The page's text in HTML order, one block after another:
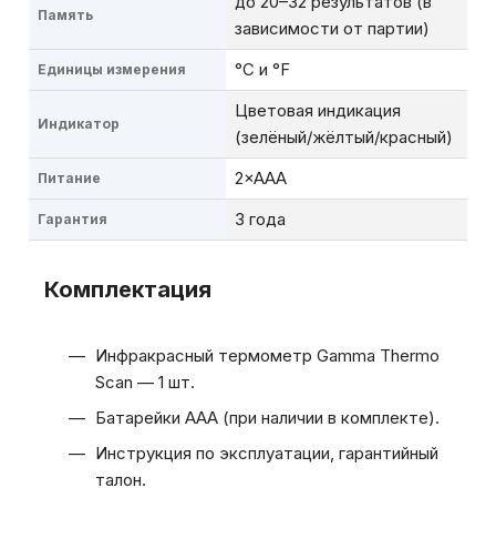
Память
зависимости от партии)
Единицы измерения °C и °F
Индикатор
Цветовая индикация
(зелёный/жёлтый/красный)
Питание 2×AAA
Гарантия 3 года
Комплектация
Инфракрасный термометр Gamma Thermo
Scan — 1 шт.
Батарейки AAA (при наличии в комплекте).
Инструкция по эксплуатации, гарантийный
талон.